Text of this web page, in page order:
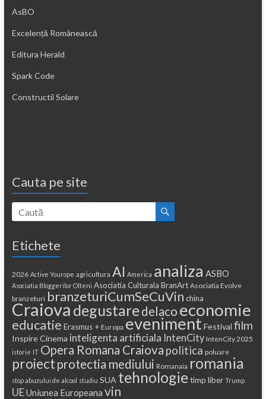
AsBO
Excelență Românească
Editura Herald
Spark Code
Constructii Solare
Cauta pe site
Etichete
2026 Active Yourope agricultura AI America analiza ASBO
Asociatia Bloggerilor Olteni Asociatia Culturala BranArt Asociatia Evolve
branzeturi branzeturiCumSeCuVin china
Craiova degustaredelaco economie
educatie Erasmus + Europa eveniment Festival film
Inspire Cinema inteligenta artificiala IntenCity IntenCity 2025
istorie IT Opera Romana Craiova politica poluare
proiect protectia mediului Romanaia romania
stop abuzului de alcool studiu SUA tehnologie timp liber Trump
UEUniunea Europeana vin